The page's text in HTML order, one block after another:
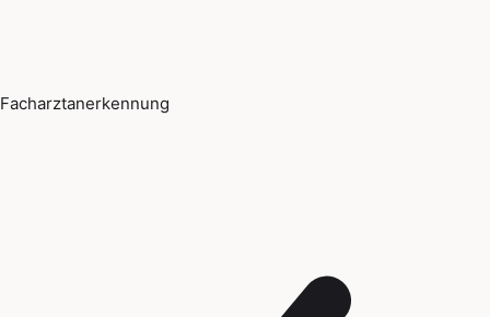
Facharztanerkennung